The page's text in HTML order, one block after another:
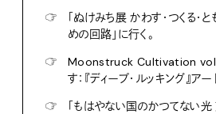
☞
「ぬけみち展 かわす・つくる・
めの回路」に行く。
☞
Moonstruck Cultivation vol.1
す：『ディープ・ルッキング』アー
☞
「もはやない国のかつてない